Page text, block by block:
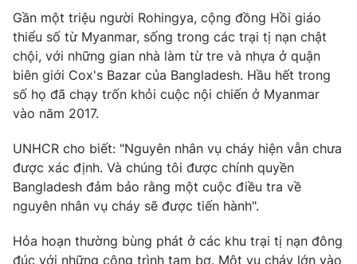
VTV9
Liên hệ tòa soạn English
Theo dõi báo trên
Gần một triệu người Rohingya, cộng đồng Hồi giáo
thiểu số từ Myanmar, sống trong các trại tị nạn chật
chội, với những gian nhà làm từ tre và nhựa ở quận
biên giới Cox's Bazar của Bangladesh. Hầu hết trong
số họ đã chạy trốn khỏi cuộc nội chiến ở Myanmar
vào năm 2017.
UNHCR cho biết: "Nguyên nhân vụ cháy hiện vẫn chưa
được xác định. Và chúng tôi được chính quyền
Bangladesh đảm bảo rằng một cuộc điều tra về
nguyên nhân vụ cháy sẽ được tiến hành".
Hỏa hoạn thường bùng phát ở các khu trại tị nạn đông
đúc với những công trình tạm bợ. Một vụ cháy lớn vào